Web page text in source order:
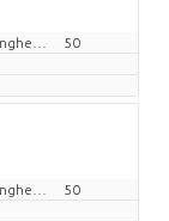
50
50